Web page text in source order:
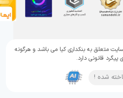
متعلق به بنکداری کیا می باشد و هرگونه
پیگرد قانونی دارد.
شده !